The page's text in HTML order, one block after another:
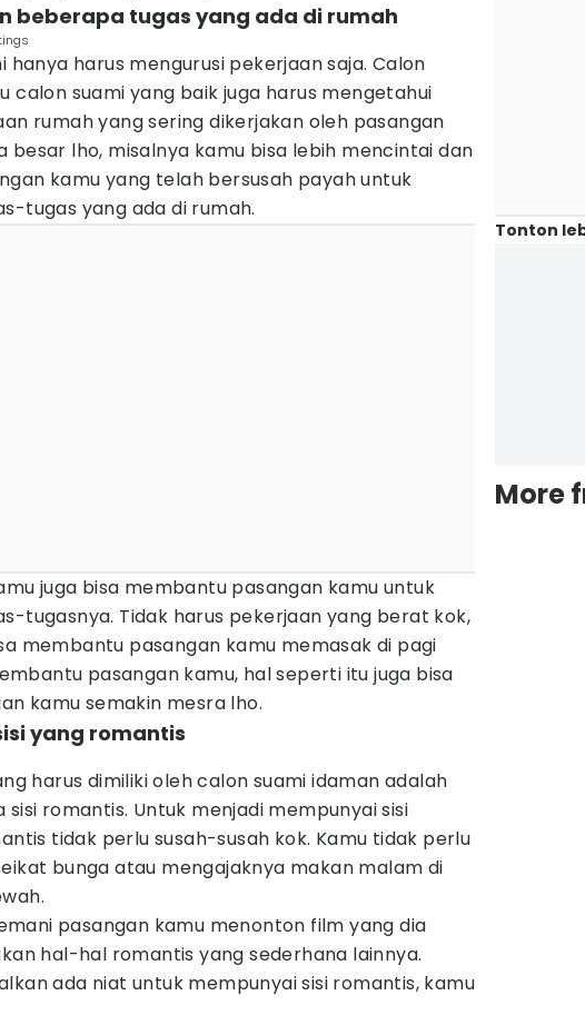
beberapa tugas yang ada di rumah
hanya harus mengurusi pekerjaan saja. Calon
calon suami yang baik juga harus mengetahui
rumah yang sering dikerjakan oleh pasangan
besar lho, misalnya kamu bisa lebih mencintai dan
kamu yang telah bersusah payah untuk
tugas yang ada di rumah.
juga bisa membantu pasangan kamu untuk
tugasnya. Tidak harus pekerjaan yang berat kok,
membantu pasangan kamu memasak di pagi
pasangan kamu, hal seperti itu juga bisa
kamu semakin mesra lho.
yang romantis
harus dimiliki oleh calon suami idaman adalah
sisi romantis. Untuk menjadi mempunyai sisi
tidak perlu susah-susah kok. Kamu tidak perlu
bunga atau mengajaknya makan malam di
pasangan kamu menonton film yang dia
hal-hal romantis yang sederhana lainnya.
ada niat untuk mempunyai sisi romantis, kamu
Tonton
More